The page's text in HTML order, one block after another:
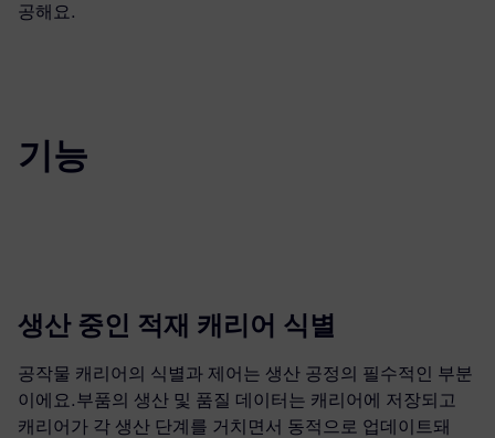
공해요.
기능
생산 중인 적재 캐리어 식별
공작물 캐리어의 식별과 제어는 생산 공정의 필수적인 부분
이에요.부품의 생산 및 품질 데이터는 캐리어에 저장되고
캐리어가 각 생산 단계를 거치면서 동적으로 업데이트돼